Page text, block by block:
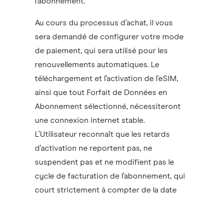
Au cours du processus d’achat, il vous
sera demandé de configurer votre mode
de paiement, qui sera utilisé pour les
renouvellements automatiques. Le
téléchargement et l’activation de l’eSIM,
ainsi que tout Forfait de Données en
Abonnement sélectionné, nécessiteront
une connexion internet stable.
L’Utilisateur reconnaît que les retards
d’activation ne reportent pas, ne
suspendent pas et ne modifient pas le
cycle de facturation de l’abonnement, qui
court strictement à compter de la date